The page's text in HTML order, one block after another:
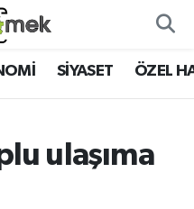
SİYASET ÖZEL
ulaşıma